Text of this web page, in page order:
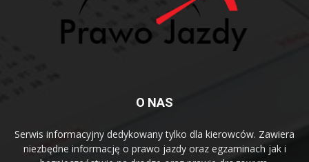
O NAS
Serwis informacyjny dedykowany tylko dla kierowców. Zawiera
niezbędne informację o prawo jazdy oraz egzaminach jak i